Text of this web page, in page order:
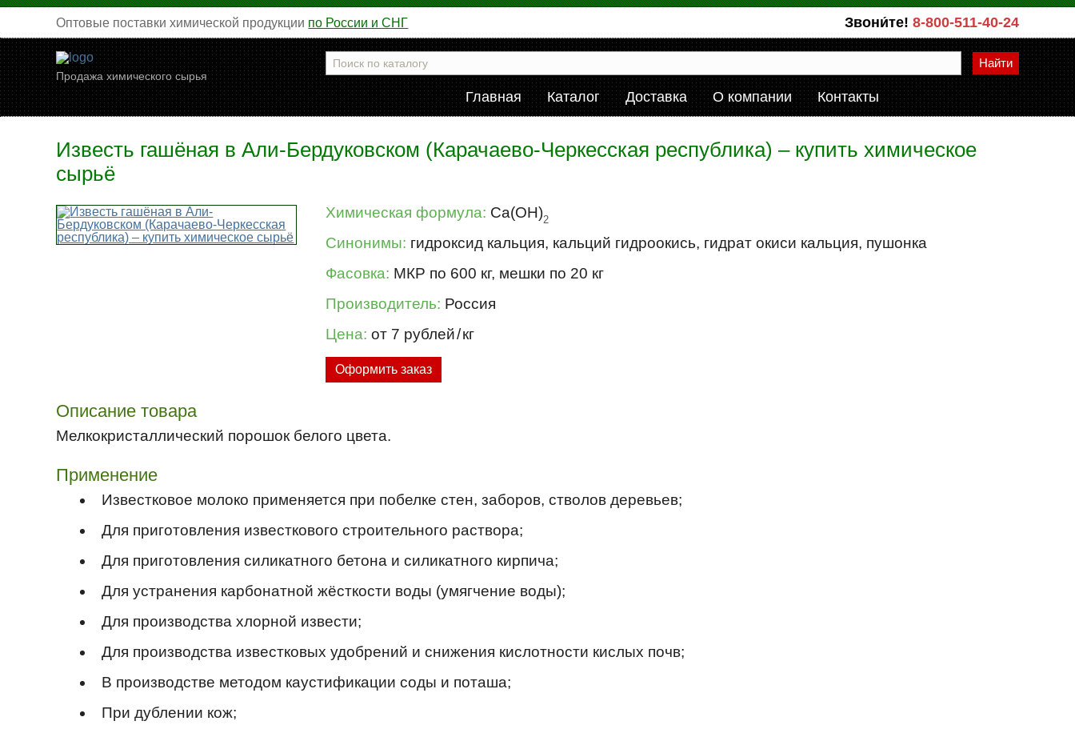
Оптовые поставки химической продукции по России и СНГ Звони́те! 8-800-511-40-24
Продажа химического сырья
Найти
Главная Каталог Доставка О компании Контакты
Известь гашёная в Али-Бердуковском (Карачаево-Черкесская республика) – купить химическое
сырьё
Химическая формула: Ca(OH)2
Синонимы: гидроксид кальция, кальций гидроокись, гидрат окиси кальция, пушонка
Фасовка: МКР по 600 кг, мешки по 20 кг
Производитель: Россия
Цена: от 7 рублей/кг
Оформить заказ
Описание товара
Мелкокристаллический порошок белого цвета.
Применение
Известковое молоко применяется при побелке стен, заборов, стволов деревьев;
Для приготовления известкового строительного раствора;
Для приготовления силикатного бетона и силикатного кирпича;
Для устранения карбонатной жёсткости воды (умягчение воды);
Для производства хлорной извести;
Для производства известковых удобрений и снижения кислотности кислых почв;
В производстве методом каустификации соды и поташа;
При дублении кож;